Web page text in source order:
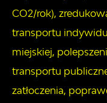
CO2/rok),
transportu
miejskiej,
transportu
zatłoczenia,